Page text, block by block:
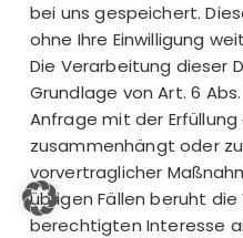
bei uns gespeichert.
ohne Ihre Einwilligung
Die Verarbeitung dieser
Grundlage von Art. 6
Anfrage mit der
zusammenhängt oder
vorvertraglicher
übrigen Fällen beruht
berechtigten Interesse